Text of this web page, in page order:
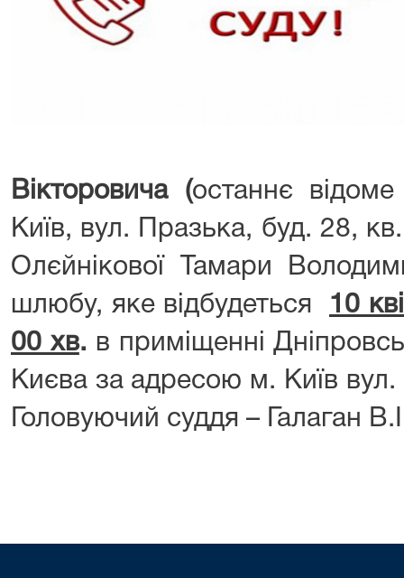
Вікторовича (останнє
Київ, вул. Празька, буд. 28,
Олєйнікової Тамари
шлюбу, яке відбудеться 10
00 хв. в приміщенні
Києва за адресою м. Київ вул.
Головуючий суддя – Галаган